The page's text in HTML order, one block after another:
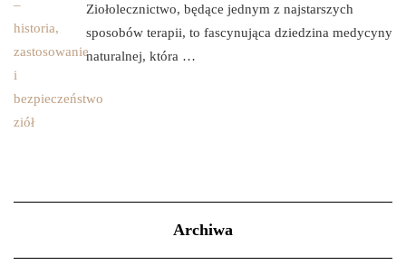
Ziołolecznictwo, będące jednym z najstarszych
sposobów terapii, to fascynująca dziedzina medycyny
naturalnej, która …
Archiwa